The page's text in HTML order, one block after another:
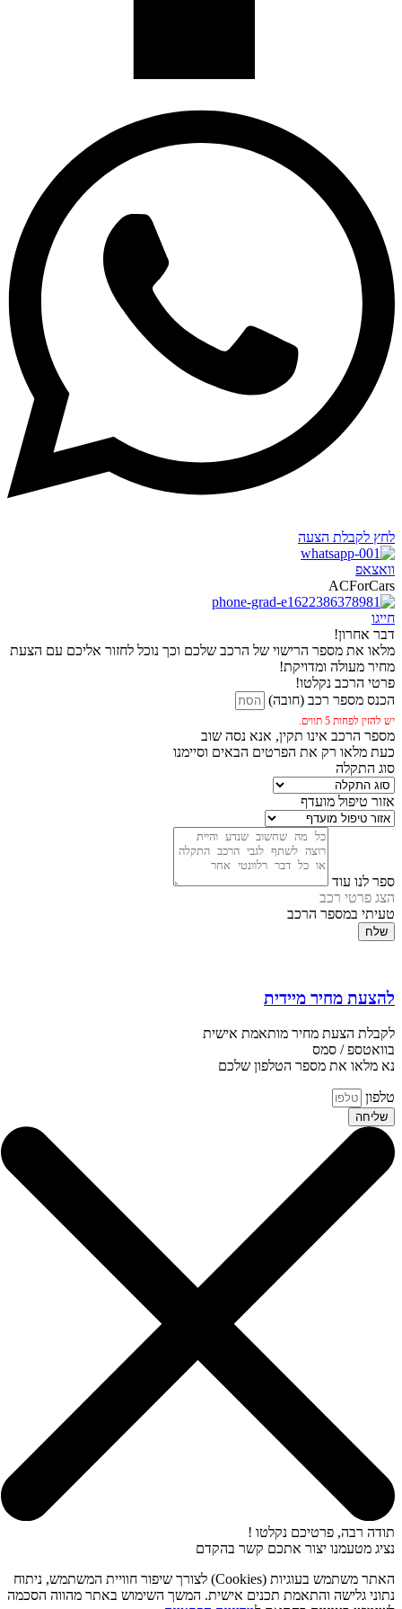
לחץ לקבלת הצעה
וואצאפ
ACForCars
חייגו
דבר אחרון!
מלאו את מספר הרישוי של הרכב שלכם וכך נוכל לחזור אליכם עם הצעת
מחיר מעולה ומדויקת!
פרטי הרכב נקלטו!
הכנס מספר רכב (חובה)
יש להזין לפחות 5 תווים.
מספר הרכב אינו תקין, אנא נסה שוב
כעת מלאו רק את הפרטים הבאים וסיימנו
סוג התקלה
אזור טיפול מועדף
ספר לנו עוד
הצג פרטי רכב
טעיתי במספר הרכב
שלח
להצעת מחיר מיידית
לקבלת הצעת מחיר מותאמת אישית
בוואטספ / סמס
נא מלאו את מספר הטלפון שלכם
טלפון
שליחה
תודה רבה, פרטיכם נקלטו !
נציג מטעמנו יצור אתכם קשר בהקדם
האתר משתמש בעוגיות (Cookies) לצורך שיפור חוויית המשתמש, ניתוח
נתוני גלישה והתאמת תכנים אישית. המשך השימוש באתר מהווה הסכמה